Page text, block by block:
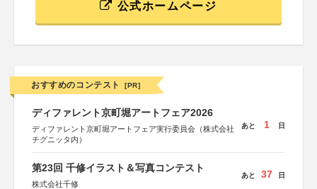
公式ホームページ
おすすめのコンテスト [PR]
ディファレント京町堀アートフェア2026
ディファレント京町堀アートフェア実行委員会（株式会社
チグニッタ内）
あと 1 日
第23回 千修イラスト＆写真コンテスト
株式会社千修
あと 37 日